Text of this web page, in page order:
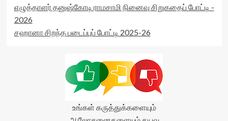
எழுத்தாளர் தனுஷ்கோடி ராமசாமி நினைவு சிறுகதைப் போட்டி -
2026
சஹானா சிறந்த படைப்புப் போட்டி 2025-26
உங்கள் கருத்துக்களையும்